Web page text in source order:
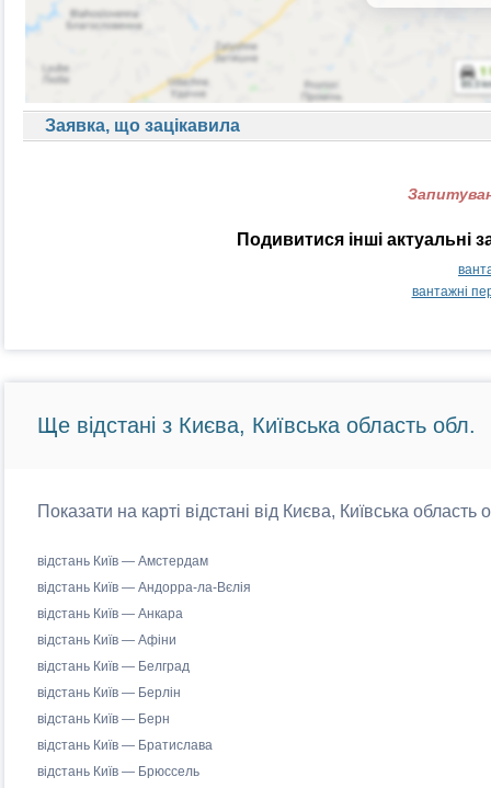
Заявка, що зацікавила
Подивитися інші актуальні
вантажні
Ще відстані з Києва, Київська область обл.
Показати на карті відстані від Києва, Київська
відстань Київ — Амстердам
відстань Київ — Андорра-ла-Вєлія
відстань Київ — Анкара
відстань Київ — Афіни
відстань Київ — Белград
відстань Київ — Берлін
відстань Київ — Берн
відстань Київ — Братислава
відстань Київ — Брюссель